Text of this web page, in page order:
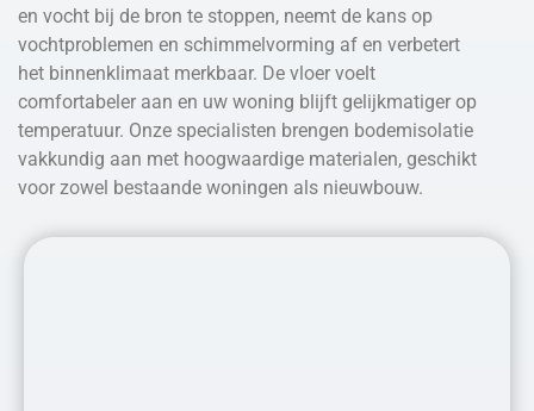
en vocht bij de bron te stoppen, neemt de kans op
vochtproblemen en schimmelvorming af en verbetert
het binnenklimaat merkbaar. De vloer voelt
comfortabeler aan en uw woning blijft gelijkmatiger op
temperatuur. Onze specialisten brengen bodemisolatie
vakkundig aan met hoogwaardige materialen, geschikt
voor zowel bestaande woningen als nieuwbouw.